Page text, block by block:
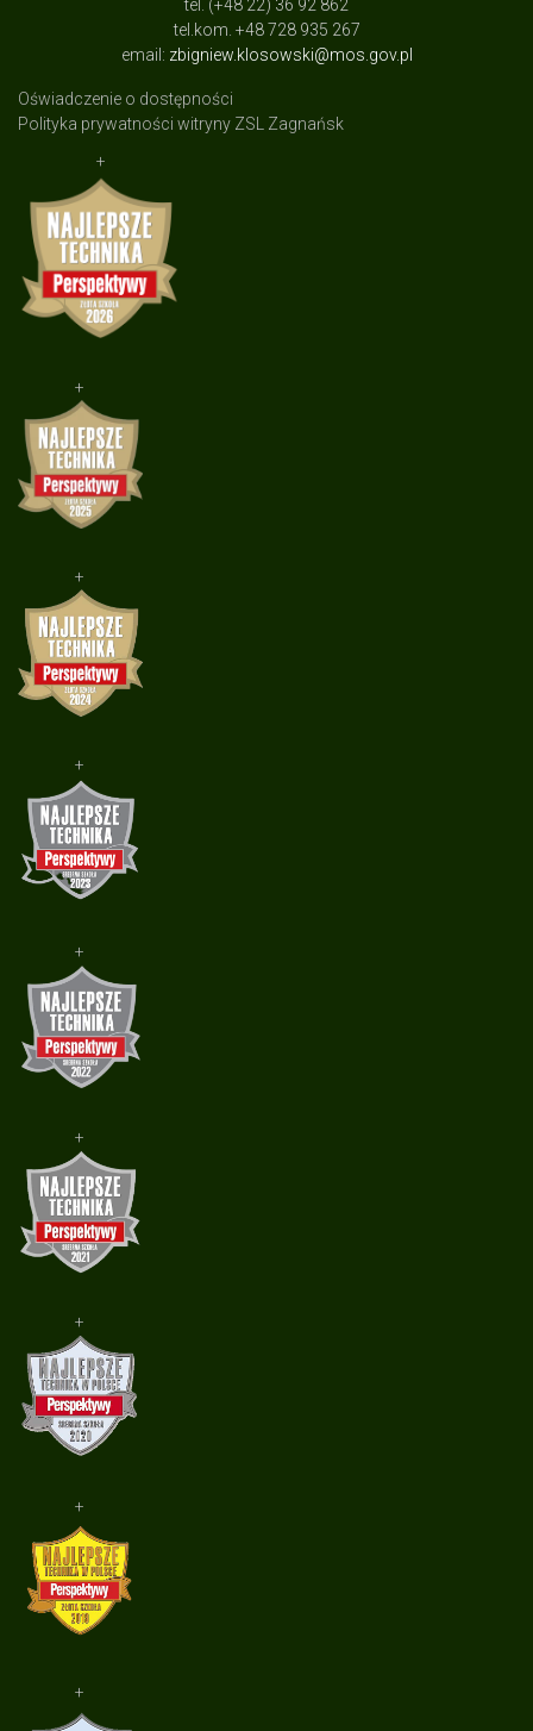
tel. (+48 22) 36 92 862
tel.kom. +48 728 935 267
email: zbigniew.klosowski@mos.gov.pl
Oświadczenie o dostępności
Polityka prywatności witryny ZSL Zagnańsk
+
+
+
+
+
+
+
+
+